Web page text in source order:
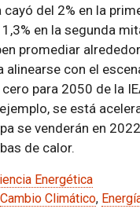
del 2% en la
en la segunda
promediar
alinearse con el
para 2050 de la
se está
se venderán en
de calor.
Energética
Cambio Climático,